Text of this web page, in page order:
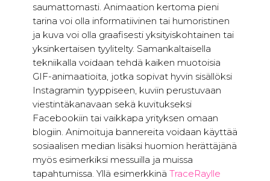
saumattomasti. Animaation kertoma pieni
tarina voi olla informatiivinen tai humoristinen
ja kuva voi olla graafisesti yksityiskohtainen tai
yksinkertaisen tyylitelty. Samankaltaisella
tekniikalla voidaan tehdä kaiken muotoisia
GIF-animaatioita, jotka sopivat hyvin sisällöksi
Instagramin tyyppiseen, kuviin perustuvaan
viestintäkanavaan sekä kuvitukseksi
Facebookiin tai vaikkapa yrityksen omaan
blogiin. Animoituja bannereita voidaan käyttää
sosiaalisen median lisäksi huomion herättäjänä
myös esimerkiksi messuilla ja muissa
tapahtumissa. Yllä esimerkkinä TraceRaylle